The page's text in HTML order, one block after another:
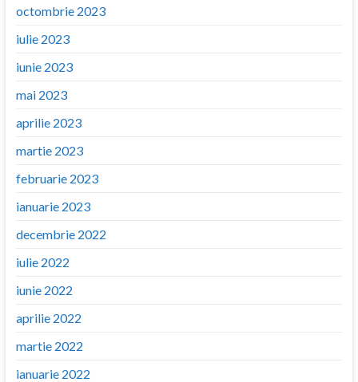
octombrie 2023
iulie 2023
iunie 2023
mai 2023
aprilie 2023
martie 2023
februarie 2023
ianuarie 2023
decembrie 2022
iulie 2022
iunie 2022
aprilie 2022
martie 2022
ianuarie 2022